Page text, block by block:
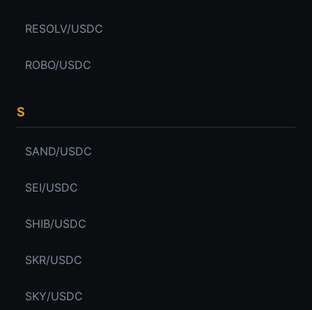
RESOLV/USDC
ROBO/USDC
S
SAND/USDC
SEI/USDC
SHIB/USDC
SKR/USDC
SKY/USDC